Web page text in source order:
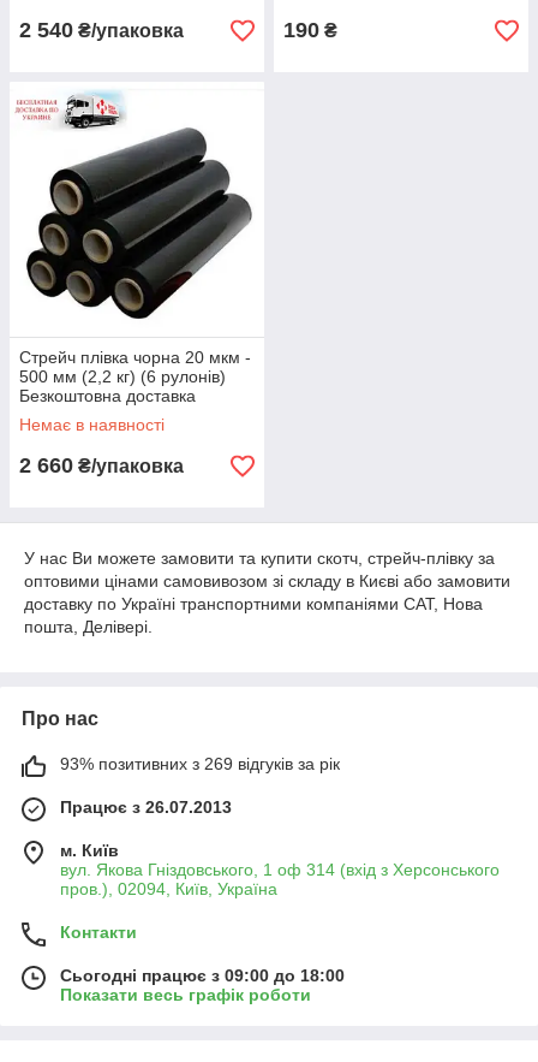
2 540 ₴/упаковка 190 ₴
Стрейч плівка чорна 20 мкм -
500 мм (2,2 кг) (6 рулонів)
Безкоштовна доставка
Немає в наявності
2 660 ₴/упаковка
У нас Ви можете замовити та купити скотч, стрейч-плівку за
оптовими цінами самовивозом зі складу в Києві або замовити
доставку по Україні транспортними компаніями САТ, Нова
пошта, Делівері.
Про нас
93% позитивних з 269 відгуків за рік
Працює з 26.07.2013
м. Київ
вул. Якова Гніздовського, 1 оф 314 (вхід з Херсонського
пров.), 02094, Київ, Україна
Контакти
Сьогодні працює з 09:00 до 18:00
Показати весь графік роботи